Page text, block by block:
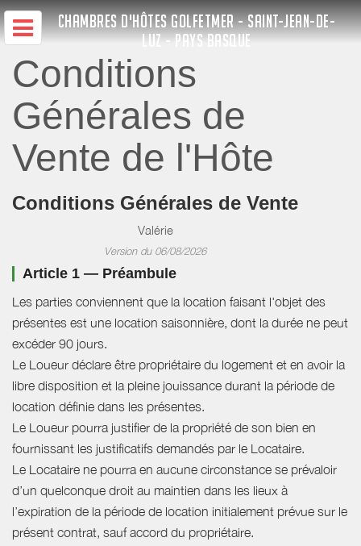
CHAMBRES D'HÔTES GOLFETMER - SAINT-JEAN-DE-
LUZ - PAYS BASQUE
Conditions
Générales de
Vente de l'Hôte
Conditions Générales de Vente
Valérie
Version du 06/08/2026
Article 1 — Préambule
Les parties conviennent que la location faisant l'objet des
présentes est une location saisonnière, dont la durée ne peut
excéder 90 jours.
Le Loueur déclare être propriétaire du logement et en avoir la
libre disposition et la pleine jouissance durant la période de
location définie dans les présentes.
Le Loueur pourra justifier de la propriété de son bien en
fournissant les justificatifs demandés par le Locataire.
Le Locataire ne pourra en aucune circonstance se prévaloir
d’un quelconque droit au maintien dans les lieux à
l’expiration de la période de location initialement prévue sur le
présent contrat, sauf accord du propriétaire.